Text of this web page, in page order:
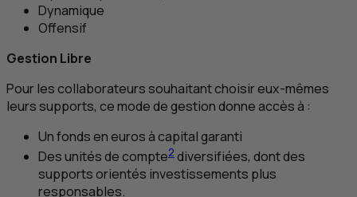
Dynamique
Offensif
Gestion Libre
Pour les collaborateurs souhaitant choisir eux-mêmes
leurs supports, ce mode de gestion donne accès à :
Un fonds en euros à capital garanti
Des unités de compte2 diversifiées, dont des
supports orientés investissements plus
responsables.